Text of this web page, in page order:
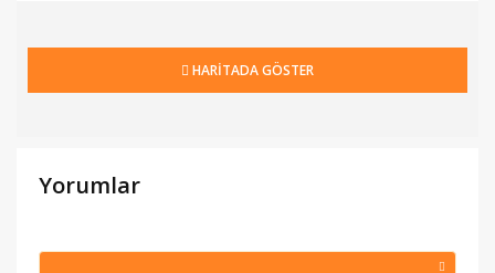
HARİTADA GÖSTER
Yorumlar